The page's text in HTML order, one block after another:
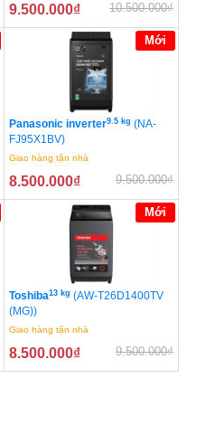
9.500.000₫ 10.500.000₫
Mới
Panasonic inverter9.5 kg (NA-
FJ95X1BV)
Giao hàng tận nhà
8.500.000₫ 9.500.000₫
Mới
Toshiba13 kg (AW-T26D1400TV
(MG))
Giao hàng tận nhà
8.500.000₫ 9.500.000₫